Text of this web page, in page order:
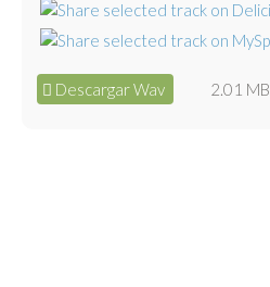
Descargar Wav 2.01 MB